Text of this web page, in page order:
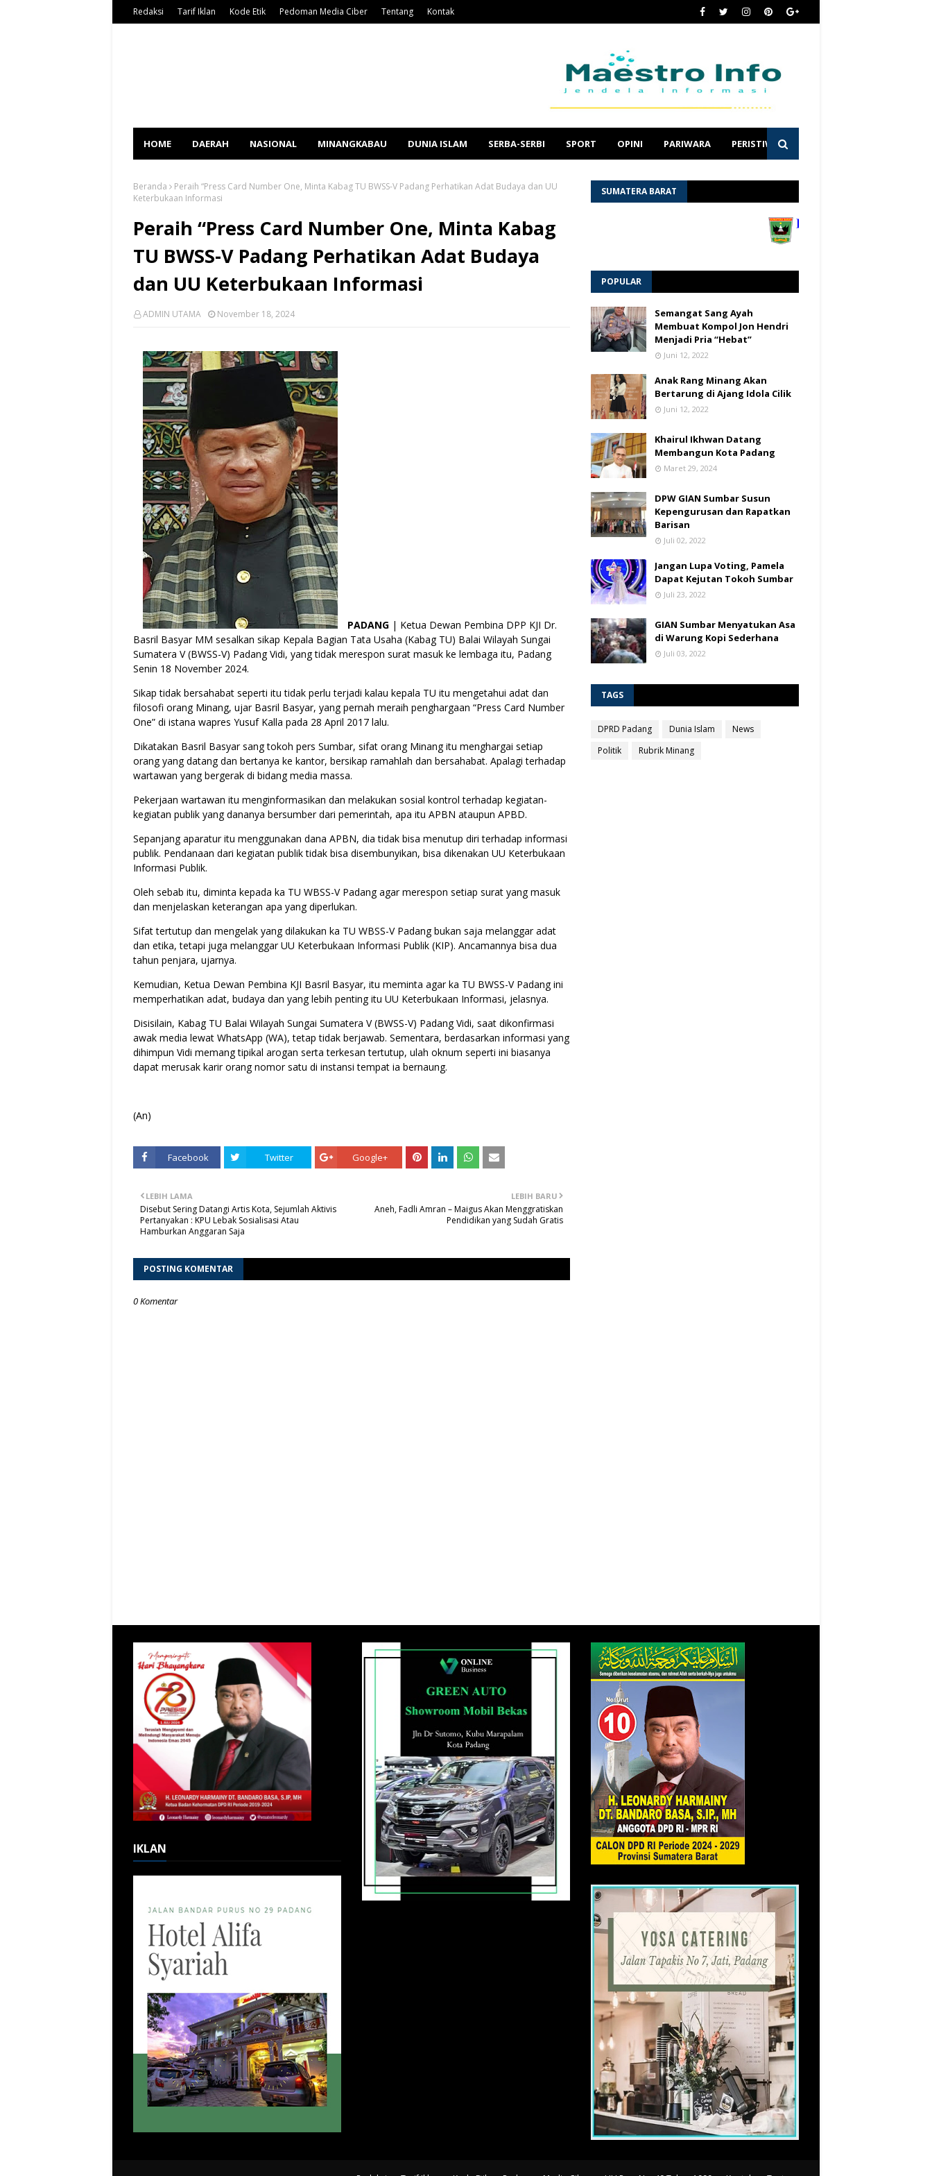
Redaksi Tarif Iklan Kode Etik Pedoman Media Ciber Tentang Kontak
HOME DAERAH NASIONAL MINANGKABAU DUNIA ISLAM SERBA-SERBI SPORT OPINI PARIWARA PERISTIWA
Beranda
Peraih “Press Card Number One, Minta Kabag TU BWSS-V Padang Perhatikan Adat Budaya dan UU
Keterbukaan Informasi
Peraih “Press Card Number One, Minta Kabag
TU BWSS-V Padang Perhatikan Adat Budaya
dan UU Keterbukaan Informasi
ADMIN UTAMA November 18, 2024
PADANG | Ketua Dewan Pembina DPP KJI Dr.
Basril Basyar MM sesalkan sikap Kepala Bagian Tata Usaha (Kabag TU) Balai Wilayah Sungai
Sumatera V (BWSS-V) Padang Vidi, yang tidak merespon surat masuk ke lembaga itu, Padang
Senin 18 November 2024.
Sikap tidak bersahabat seperti itu tidak perlu terjadi kalau kepala TU itu mengetahui adat dan
filosofi orang Minang, ujar Basril Basyar, yang pernah meraih penghargaan “Press Card Number
One” di istana wapres Yusuf Kalla pada 28 April 2017 lalu.
Dikatakan Basril Basyar sang tokoh pers Sumbar, sifat orang Minang itu menghargai setiap
orang yang datang dan bertanya ke kantor, bersikap ramahlah dan bersahabat. Apalagi terhadap
wartawan yang bergerak di bidang media massa.
Pekerjaan wartawan itu menginformasikan dan melakukan sosial kontrol terhadap kegiatan-
kegiatan publik yang dananya bersumber dari pemerintah, apa itu APBN ataupun APBD.
Sepanjang aparatur itu menggunakan dana APBN, dia tidak bisa menutup diri terhadap informasi
publik. Pendanaan dari kegiatan publik tidak bisa disembunyikan, bisa dikenakan UU Keterbukaan
Informasi Publik.
Oleh sebab itu, diminta kepada ka TU WBSS-V Padang agar merespon setiap surat yang masuk
dan menjelaskan keterangan apa yang diperlukan.
Sifat tertutup dan mengelak yang dilakukan ka TU WBSS-V Padang bukan saja melanggar adat
dan etika, tetapi juga melanggar UU Keterbukaan Informasi Publik (KIP). Ancamannya bisa dua
tahun penjara, ujarnya.
Kemudian, Ketua Dewan Pembina KJI Basril Basyar, itu meminta agar ka TU BWSS-V Padang ini
memperhatikan adat, budaya dan yang lebih penting itu UU Keterbukaan Informasi, jelasnya.
Disisilain, Kabag TU Balai Wilayah Sungai Sumatera V (BWSS-V) Padang Vidi, saat dikonfirmasi
awak media lewat WhatsApp (WA), tetap tidak berjawab. Sementara, berdasarkan informasi yang
dihimpun Vidi memang tipikal arogan serta terkesan tertutup, ulah oknum seperti ini biasanya
dapat merusak karir orang nomor satu di instansi tempat ia bernaung.
(An)
Facebook Twitter Google+
LEBIH BARU
Aneh, Fadli Amran – Maigus Akan Menggratiskan
Pendidikan yang Sudah Gratis
LEBIH LAMA
Disebut Sering Datangi Artis Kota, Sejumlah Aktivis
Pertanyakan : KPU Lebak Sosialisasi Atau
Hamburkan Anggaran Saja
POSTING KOMENTAR
0 Komentar
SUMATERA BARAT
POPULAR
Semangat Sang Ayah
Membuat Kompol Jon Hendri
Menjadi Pria “Hebat”
Juni 12, 2022
Anak Rang Minang Akan
Bertarung di Ajang Idola Cilik
Juni 12, 2022
Khairul Ikhwan Datang
Membangun Kota Padang
Maret 29, 2024
DPW GIAN Sumbar Susun
Kepengurusan dan Rapatkan
Barisan
Juli 02, 2022
Jangan Lupa Voting, Pamela
Dapat Kejutan Tokoh Sumbar
Juli 23, 2022
GIAN Sumbar Menyatukan Asa
di Warung Kopi Sederhana
Juli 03, 2022
TAGS
DPRD Padang Dunia Islam
News
Politik
Rubrik Minang
IKLAN